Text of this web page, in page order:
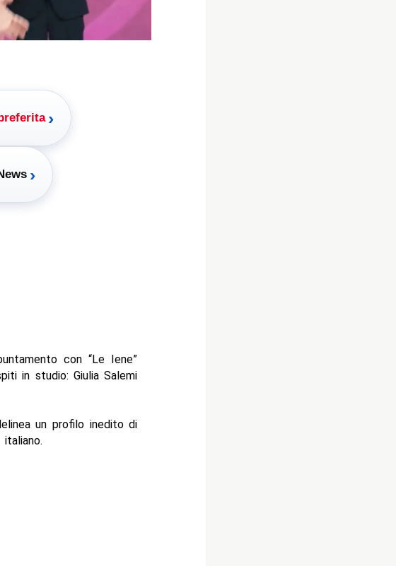
›
›
con “Le Iene”
in studio: Giulia Salemi
un profilo inedito di